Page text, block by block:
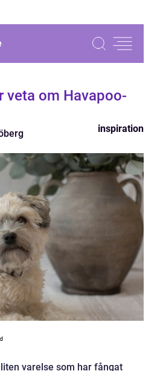
veta om Havapoo-
inspiration
varelse som har fångat